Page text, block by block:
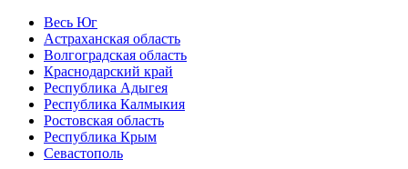
Весь Юг
Астраханская область
Волгоградская область
Краснодарский край
Республика Адыгея
Республика Калмыкия
Ростовская область
Республика Крым
Севастополь